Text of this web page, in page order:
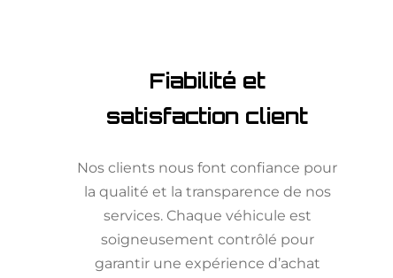
Fiabilité et
satisfaction client
Nos clients nous font confiance pour
la qualité et la transparence de nos
services. Chaque véhicule est
soigneusement contrôlé pour
garantir une expérience d’achat